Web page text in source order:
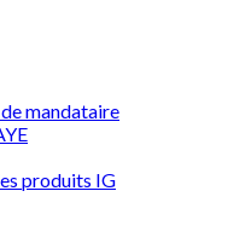
mandataire
produits IG